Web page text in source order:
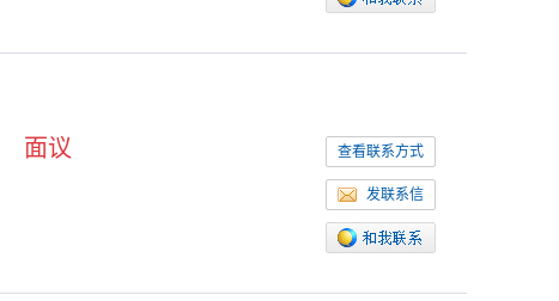
查看联系方式
发联系信
面议